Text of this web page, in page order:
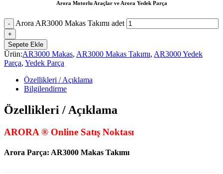
Arora Motorlu Araçlar ve Arora Yedek Parça
Arora AR3000 Makas Takımı adet
Sepete Ekle
Ürün:AR3000 Makas, AR3000 Makas Takımı, AR3000 Yedek
Parça, Yedek Parça
Özellikleri / Açıklama
Bilgilendirme
Özellikleri / Açıklama
ARORA ® Online Satış Noktası
Arora Parça: AR3000 Makas Takımı